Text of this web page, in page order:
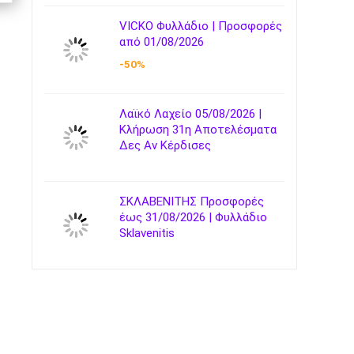
VICKO Φυλλάδιο | Προσφορές
από 01/08/2026
-50%
Λαϊκό Λαχείο 05/08/2026 |
Κλήρωση 31η Αποτελέσματα
Δες Αν Κέρδισες
ΣΚΛΑΒΕΝΙΤΗΣ Προσφορές
έως 31/08/2026 | Φυλλάδιο
Sklavenitis